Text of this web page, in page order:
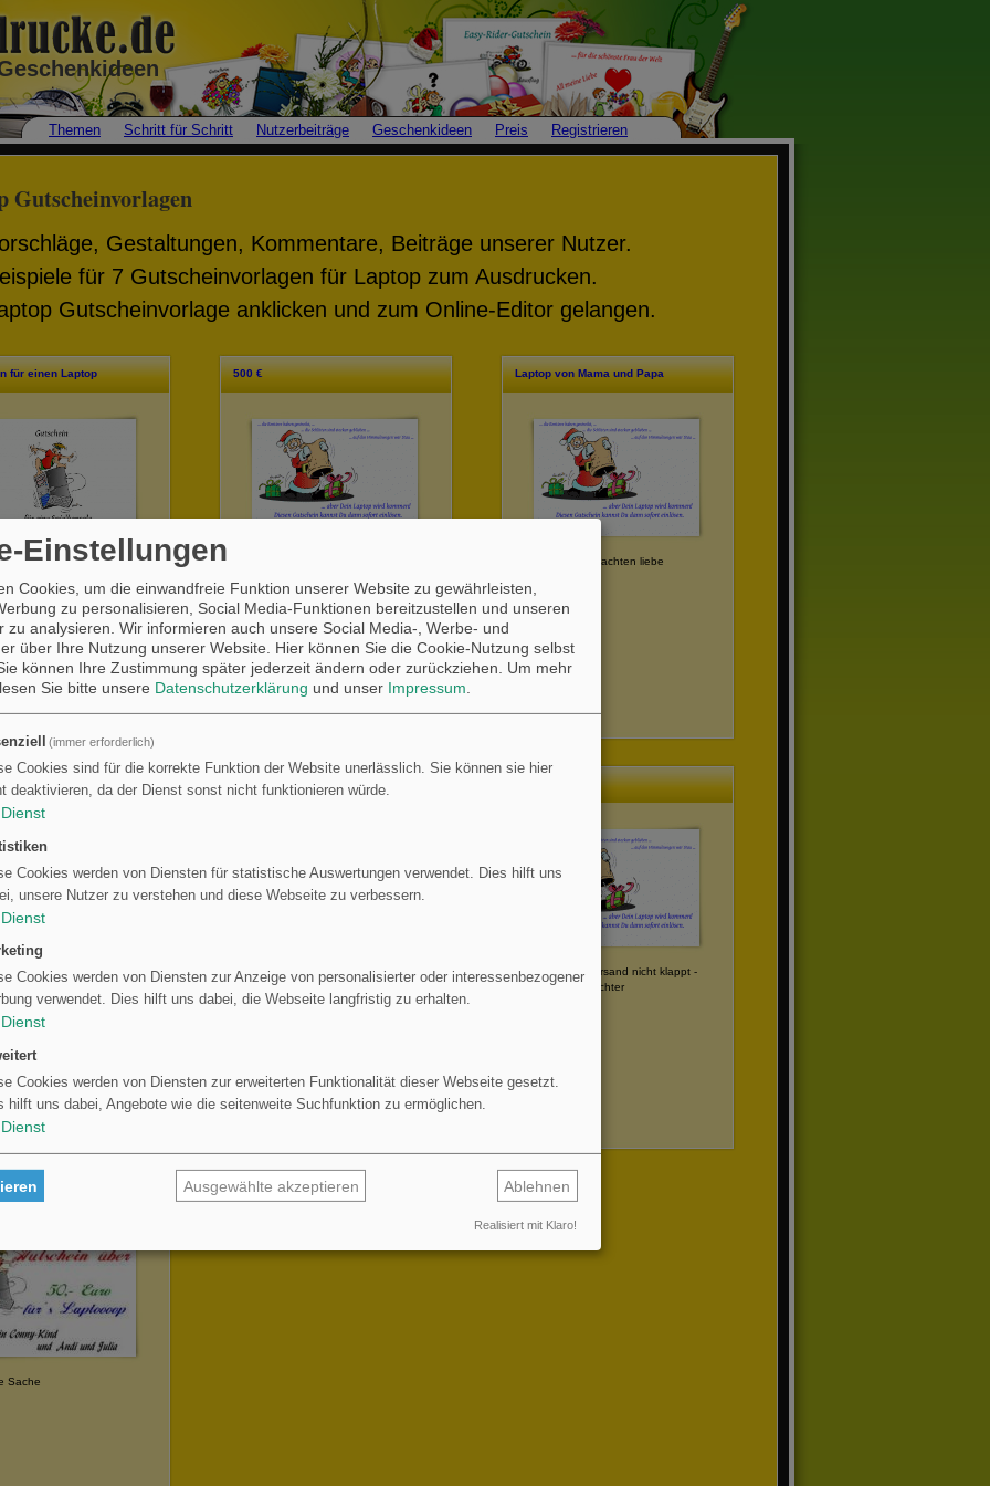
Gutscheinvorlagen
Gestaltungen, Kommentare, Beiträge unserer Nutzer.
für 7 Gutscheinvorlagen für Laptop zum Ausdrucken.
Gutscheinvorlage anklicken und zum Online-Editor gelangen.
für einen Laptop 500 € Laptop von Mama und Papa
Frohe Weihnachten liebe
Für Andrea
Sobald Du, liebe Andrea, einen
Laptop besitzt. Hi,hi!
wenn der Versand nicht klappt -
für meine Tochter
Sache
Themen Schritt für Schritt Nutzerbeiträge Geschenkideen Preis Registrieren
Einstellungen
Cookies, um die einwandfreie Funktion unserer Website zu gewährleisten,
zu personalisieren, Social Media-Funktionen bereitzustellen und unseren
zu analysieren. Wir informieren auch unsere Social Media-, Werbe- und
über Ihre Nutzung unserer Website. Hier können Sie die Cookie-Nutzung selbst
können Ihre Zustimmung später jederzeit ändern oder zurückziehen.
Um mehr
Sie bitte unsere Datenschutzerklärung und unser Impressum
(immer erforderlich)
Cookies sind für die korrekte Funktion der Website unerlässlich. Sie können sie hier
deaktivieren, da der Dienst sonst nicht funktionieren würde.
Dienst
Cookies werden von Diensten für statistische Auswertungen verwendet. Dies hilft uns
unsere Nutzer zu verstehen und diese Webseite zu verbessern.
Dienst
Cookies werden von Diensten zur Anzeige von personalisierter oder interessenbezogener
verwendet. Dies hilft uns dabei, die Webseite langfristig zu erhalten.
Dienst
Cookies werden von Diensten zur erweiterten Funktionalität dieser Webseite gesetzt.
hilft uns dabei, Angebote wie die seitenweite Suchfunktion zu ermöglichen.
Dienst
Ablehnen
Ausgewählte akzeptieren
Realisiert mit Klaro!